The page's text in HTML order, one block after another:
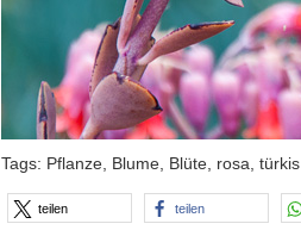
Tags: Pflanze, Blume, Blüte, rosa, türkis
teilen teilen